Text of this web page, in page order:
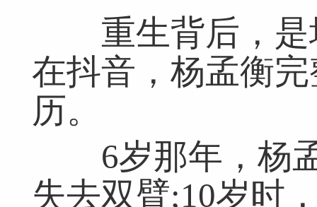
重生背后，是
在抖音，杨孟衡
历。
6岁那年，杨孟
失去双臂;10岁时